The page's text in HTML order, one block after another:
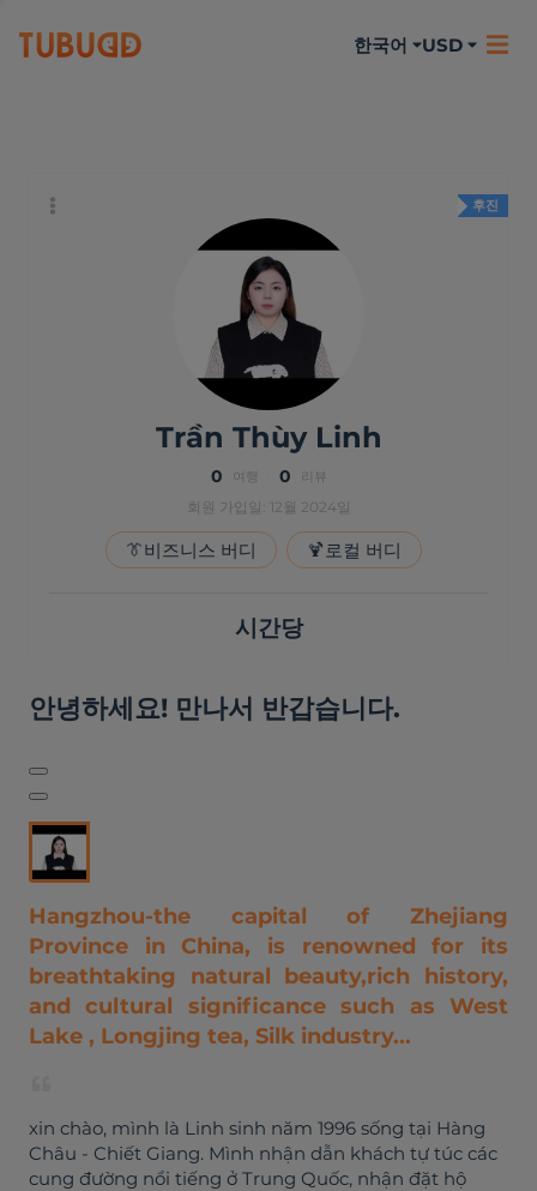
한국어 USD
후진
Trần Thùy Linh
0 여행 0 리뷰
회원 가입일: 12월 2024일
👔비즈니스 버디 🍹로컬 버디
시간당
안녕하세요! 만나서 반갑습니다.
Hangzhou-the capital of Zhejiang
Province in China, is renowned for its
breathtaking natural beauty,rich history,
and cultural significance such as West
Lake , Longjing tea, Silk industry...
xin chào, mình là Linh sinh năm 1996 sống tại Hàng
Châu - Chiết Giang. Mình nhận dẫn khách tự túc các
cung đường nổi tiếng ở Trung Quốc, nhận đặt hộ